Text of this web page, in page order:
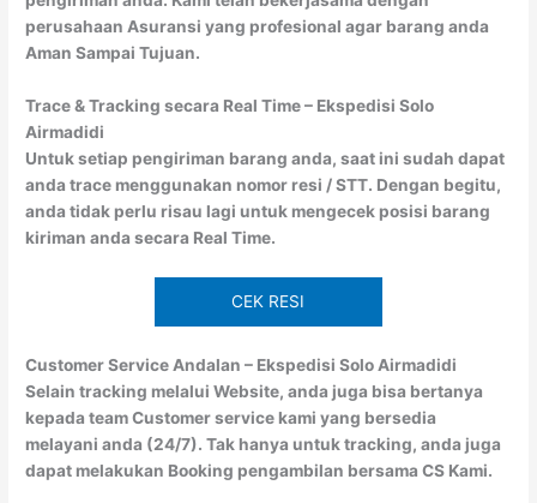
perusahaan Asuransi yang profesional agar barang anda
Aman Sampai Tujuan.
Trace & Tracking secara Real Time – Ekspedisi Solo
Airmadidi
Untuk setiap pengiriman barang anda, saat ini sudah dapat
anda trace menggunakan nomor resi / STT. Dengan begitu,
anda tidak perlu risau lagi untuk mengecek posisi barang
kiriman anda secara Real Time.
CEK RESI
Customer Service Andalan – Ekspedisi Solo Airmadidi
Selain tracking melalui Website, anda juga bisa bertanya
kepada team Customer service kami yang bersedia
melayani anda (24/7). Tak hanya untuk tracking, anda juga
dapat melakukan Booking pengambilan bersama CS Kami.